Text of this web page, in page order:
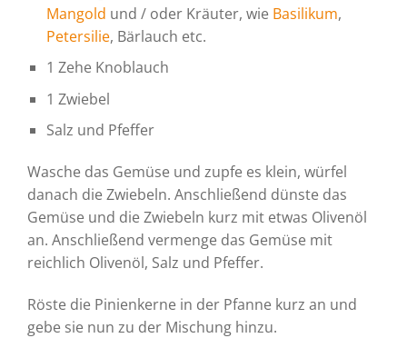
Mangold und / oder Kräuter, wie Basilikum,
Petersilie, Bärlauch etc.
1 Zehe Knoblauch
1 Zwiebel
Salz und Pfeffer
Wasche das Gemüse und zupfe es klein, würfel
danach die Zwiebeln. Anschließend dünste das
Gemüse und die Zwiebeln kurz mit etwas Olivenöl
an. Anschließend vermenge das Gemüse mit
reichlich Olivenöl, Salz und Pfeffer.
Röste die Pinienkerne in der Pfanne kurz an und
gebe sie nun zu der Mischung hinzu.